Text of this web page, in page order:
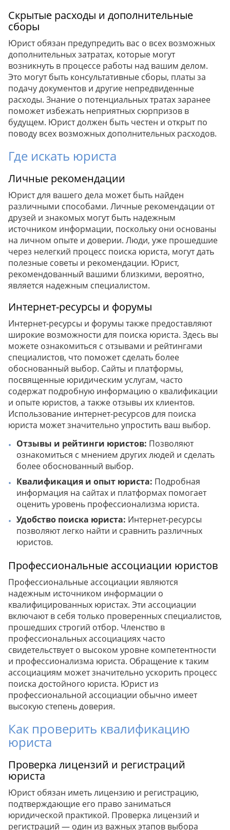
Скрытые расходы и дополнительные
сборы
Юрист обязан предупредить вас о всех возможных
дополнительных затратах, которые могут
возникнуть в процессе работы над вашим делом.
Это могут быть консультативные сборы, платы за
подачу документов и другие непредвиденные
расходы. Знание о потенциальных тратах заранее
поможет избежать неприятных сюрпризов в
будущем. Юрист должен быть честен и открыт по
поводу всех возможных дополнительных расходов.
Где искать юриста
Личные рекомендации
Юрист для вашего дела может быть найден
различными способами. Личные рекомендации от
друзей и знакомых могут быть надежным
источником информации, поскольку они основаны
на личном опыте и доверии. Люди, уже прошедшие
через нелегкий процесс поиска юриста, могут дать
полезные советы и рекомендации. Юрист,
рекомендованный вашими близкими, вероятно,
является надежным специалистом.
Интернет-ресурсы и форумы
Интернет-ресурсы и форумы также предоставляют
широкие возможности для поиска юриста. Здесь вы
можете ознакомиться с отзывами и рейтингами
специалистов, что поможет сделать более
обоснованный выбор. Сайты и платформы,
посвященные юридическим услугам, часто
содержат подробную информацию о квалификации
и опыте юристов, а также отзывы их клиентов.
Использование интернет-ресурсов для поиска
юриста может значительно упростить ваш выбор.
Отзывы и рейтинги юристов: Позволяют
ознакомиться с мнением других людей и сделать
более обоснованный выбор.
Квалификация и опыт юриста: Подробная
информация на сайтах и платформах помогает
оценить уровень профессионализма юриста.
Удобство поиска юриста: Интернет-ресурсы
позволяют легко найти и сравнить различных
юристов.
Профессиональные ассоциации юристов
Профессиональные ассоциации являются
надежным источником информации о
квалифицированных юристах. Эти ассоциации
включают в себя только проверенных специалистов,
прошедших строгий отбор. Членство в
профессиональных ассоциациях часто
свидетельствует о высоком уровне компетентности
и профессионализма юриста. Обращение к таким
ассоциациям может значительно ускорить процесс
поиска достойного юриста. Юрист из
профессиональной ассоциации обычно имеет
высокую степень доверия.
Как проверить квалификацию
юриста
Проверка лицензий и регистраций
юриста
Юрист обязан иметь лицензию и регистрацию,
подтверждающие его право заниматься
юридической практикой. Проверка лицензий и
регистраций — один из важных этапов выбора